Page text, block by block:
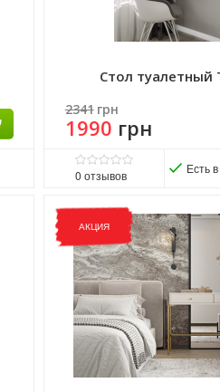
Стол туалетный
2341 грн
1990 грн
0 отзывов Есть
Матеріал ніжок:
Матеріал стільниці: ДСП
Виробник:
Морели
Комплектація: Без надстройки
Розмір стільниці: 31х100 см.
АКЦИЯ